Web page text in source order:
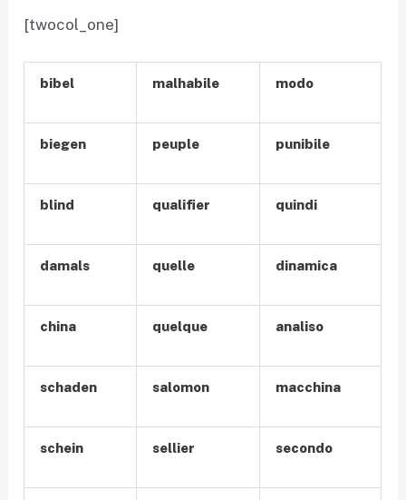
[twocol_one]
bibel malhabile modo
biegen peuple punibile
blind qualifier quindi
damals quelle dinamica
china quelque analiso
schaden salomon macchina
schein sellier secondo